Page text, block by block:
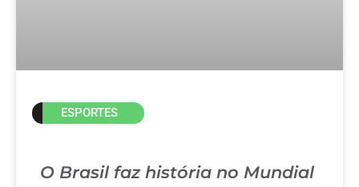
ESPORTES
O Brasil faz história no Mundial